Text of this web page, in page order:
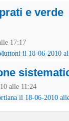
e verde
17:17
il 18-06-2010
alle 11:24
il 18-06-2010